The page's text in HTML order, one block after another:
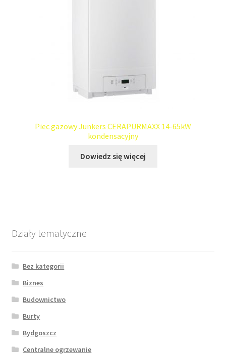
Piec gazowy Junkers CERAPURMAXX 14-65kW
kondensacyjny
Dowiedz się więcej
Działy tematyczne
Bez kategorii
Biznes
Budownictwo
Burty
Bydgoszcz
Centralne ogrzewanie